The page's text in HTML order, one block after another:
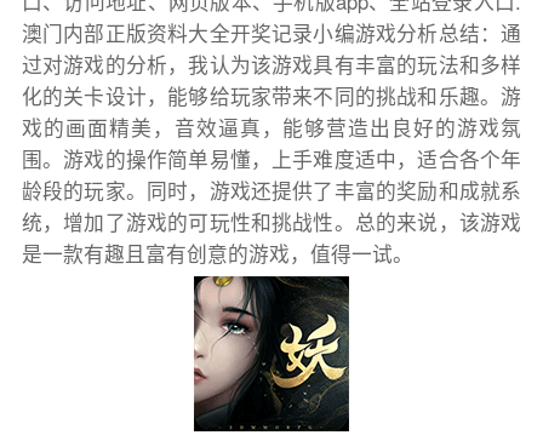
澳门内部正版资料大全开奖记录小编游戏分析总结：通
过对游戏的分析，我认为该游戏具有丰富的玩法和多样
化的关卡设计，能够给玩家带来不同的挑战和乐趣。游
戏的画面精美，音效逼真，能够营造出良好的游戏氛
围。游戏的操作简单易懂，上手难度适中，适合各个年
龄段的玩家。同时，游戏还提供了丰富的奖励和成就系
统，增加了游戏的可玩性和挑战性。总的来说，该游戏
是一款有趣且富有创意的游戏，值得一试。